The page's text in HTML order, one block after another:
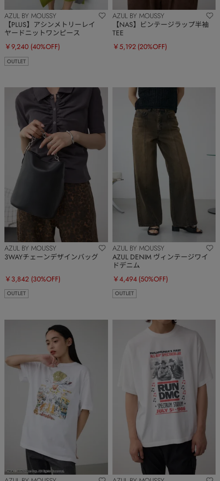
AZUL BY MOUSSY
【PLUS】アシンメトリーレイ
ヤードニットワンピース
￥9,240 (40%OFF)
OUTLET
AZUL BY MOUSSY
【NAS】ビンテージラップ半袖
TEE
￥5,192 (20%OFF)
AZUL BY MOUSSY
3WAYチェーンデザインバッグ
￥3,842 (30%OFF)
OUTLET
AZUL BY MOUSSY
AZUL DENIM ヴィンテージワイ
ドデニム
￥4,494 (50%OFF)
OUTLET